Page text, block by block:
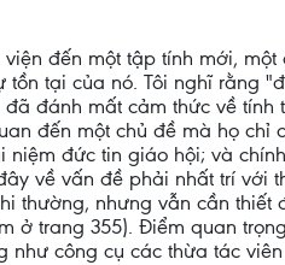
đến một tập tính mới,
tồn tại của nó. Tôi nghĩ rằng
đánh mất cảm thức về
đến một chủ đề mà họ chỉ
đức tin giáo hội; và
về vấn đề phải nhất trí với
thường, nhưng vẫn cần
ở trang 355). Điểm quan
như công cụ các thừa tác